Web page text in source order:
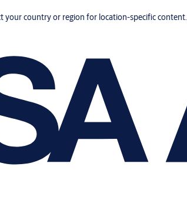
your country or region for location-specific content.